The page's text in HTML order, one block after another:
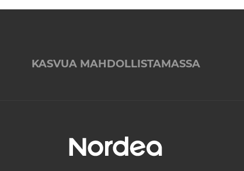
KASVUA MAHDOLLISTAMASSA